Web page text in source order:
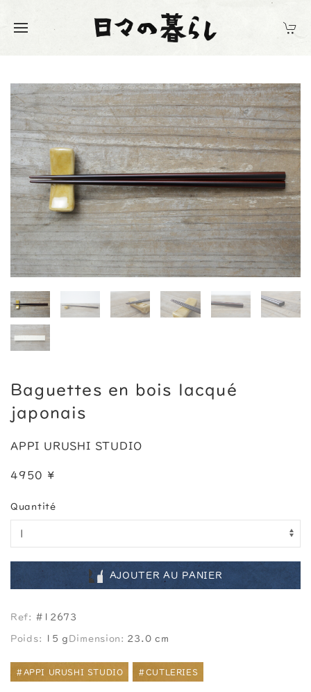
Baguettes en bois lacqué
japonais
APPI URUSHI STUDIO
4950 ¥
Quantité
AJOUTER AU PANIER
Ref: #12673
Poids: 15 g Dimension: 23.0 cm
#APPI URUSHI STUDIO #CUTLERIES